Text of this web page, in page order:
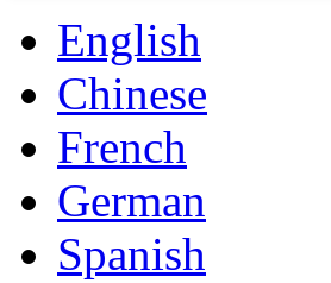
English
Chinese
French
German
Spanish